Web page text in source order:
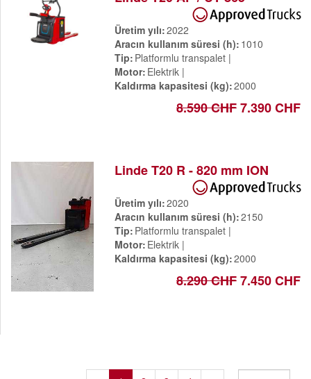
Üretim yılı 2022
Aracın kullanım süresi (h) 1010
Tip Platformlu transpalet
Motor Elektrik
Kaldırma kapasitesi (kg) 2000
8.590 CHF7.390 CHF
Linde T20 R - 820 mm ION
Üretim yılı 2020
Aracın kullanım süresi (h) 2150
Tip Platformlu transpalet
Motor Elektrik
Kaldırma kapasitesi (kg) 2000
8.290 CHF7.450 CHF